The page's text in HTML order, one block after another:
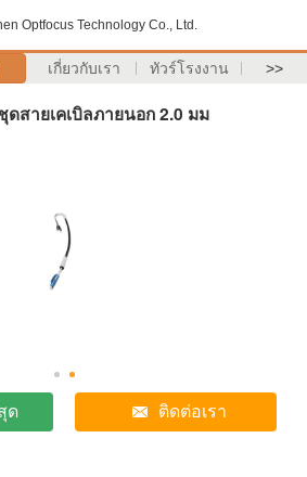
Optfocus Technology Co., Ltd.
เกี่ยวกับเรา ทัวร์โรงงาน >>
ดสายเคเบิลภายนอก 2.0 มม
ด ติดต่อเรา